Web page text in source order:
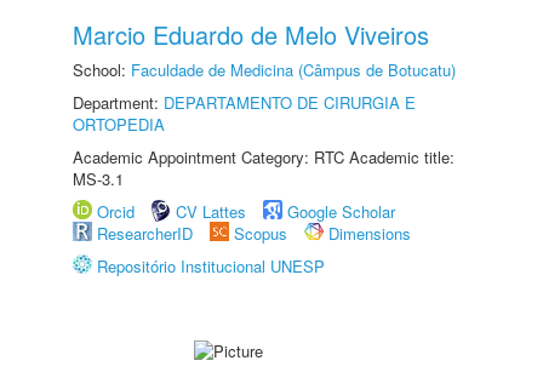
Marcio Eduardo de Melo Viveiros
School: Faculdade de Medicina (Câmpus de Botucatu)
Department: DEPARTAMENTO DE CIRURGIA E
ORTOPEDIA
Academic Appointment Category: RTC Academic title:
MS-3.1
Orcid
CV Lattes
Google Scholar
ResearcherID
Scopus
Dimensions
Repositório Institucional UNESP